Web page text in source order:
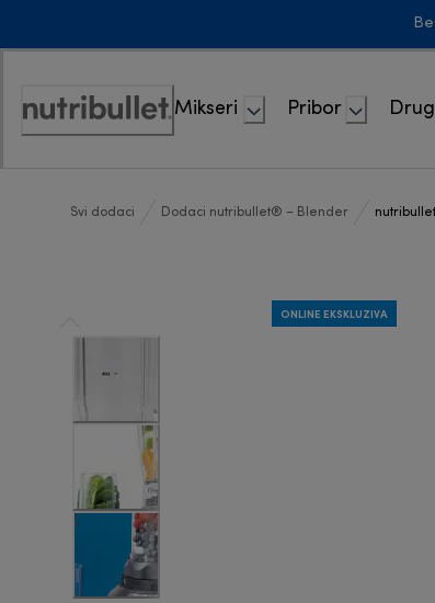
Accessibility
Mikseri Pribor
Svi dodaci Dodaci nutribullet® – Blender
ONLINE EKSKLUZIVA